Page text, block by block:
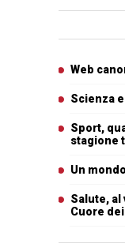
Web
Scienza
Sport,
stagione
Un
Salute, al
Cuore